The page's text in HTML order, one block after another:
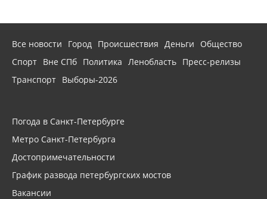
Все новости Город Происшествия Деньги
Общество
Спорт Вне СПб Политика Ленобласть Пресс-релизы
Транспорт Выборы-2026
Погода в Санкт-Петербурге
Метро Санкт-Петербурга
Достопримечательности
График развода петербургских мостов
Вакансии